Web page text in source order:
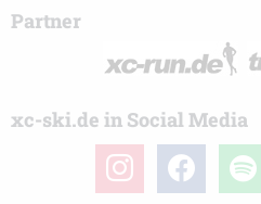
Partner
xc-ski.de in Social Media
instagramfacebook spotify